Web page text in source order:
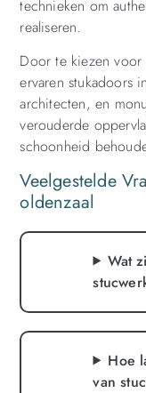
technieken om
realiseren.
Door te kiezen voor
ervaren stukadoors
architecten, en
verouderde
schoonheid
Veelgestelde
oldenzaal
Wat
Hoe
van